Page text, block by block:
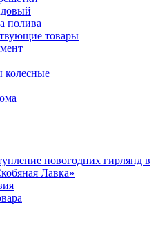
полива
товары
колесные
новогодних гирлянд в
Лавка»